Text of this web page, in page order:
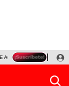
AGOSTO OLLANTA